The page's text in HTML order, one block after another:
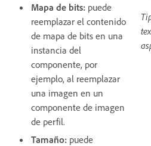
Mapa de bits: puede
reemplazar el contenido
de mapa de bits en una
instancia del
componente, por
ejemplo, al reemplazar
una imagen en un
componente de imagen
de perfil.
Tamaño: puede